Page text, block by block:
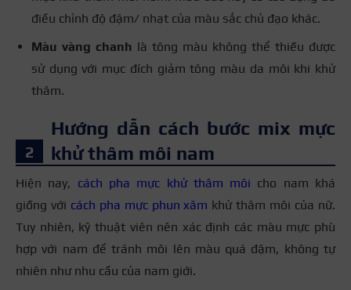
điều chỉnh độ đậm/ nhạt của màu sắc chủ đạo khác.
Màu vàng chanh là tông màu không thể thiếu được
sử dụng với mục đích giảm tông màu da môi khi khử
thâm.
Hướng dẫn cách bước mix mực
khử thâm môi nam
Hiện nay, cách pha mực khử thâm môi cho nam khá
giống với cách pha mực phun xăm khử thâm môi của nữ.
Tuy nhiên, kỹ thuật viên nên xác định các màu mực phù
hợp với nam để tránh môi lên màu quá đậm, không tự
nhiên như nhu cầu của nam giới.